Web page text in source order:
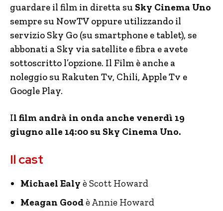
guardare il film in diretta su Sky Cinema Uno
sempre su NowTV oppure utilizzando il
servizio Sky Go (su smartphone e tablet), se
abbonati a Sky via satellite e fibra e avete
sottoscritto l’opzione. Il Film è anche a
noleggio su Rakuten Tv, Chili, Apple Tv e
Google Play.
Il film andrà in onda anche venerdì 19
giugno alle 14:00 su Sky Cinema Uno.
Il cast
Michael Ealy è Scott Howard
Meagan Goodè Annie Howard